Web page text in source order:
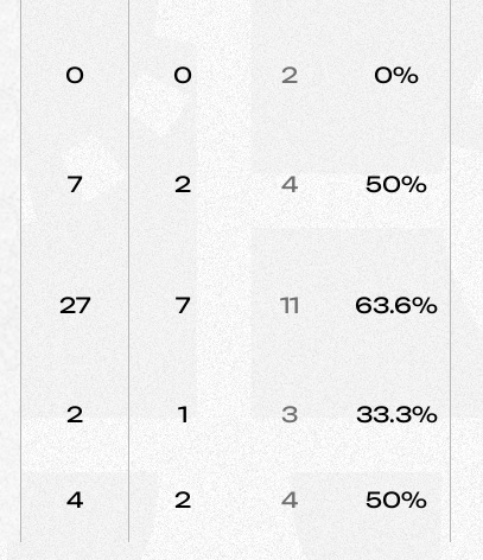
0 0 2 0%
7 2 4 50%
27 7 11 63.6%
2 1 3 33.3%
4 2 4 50%